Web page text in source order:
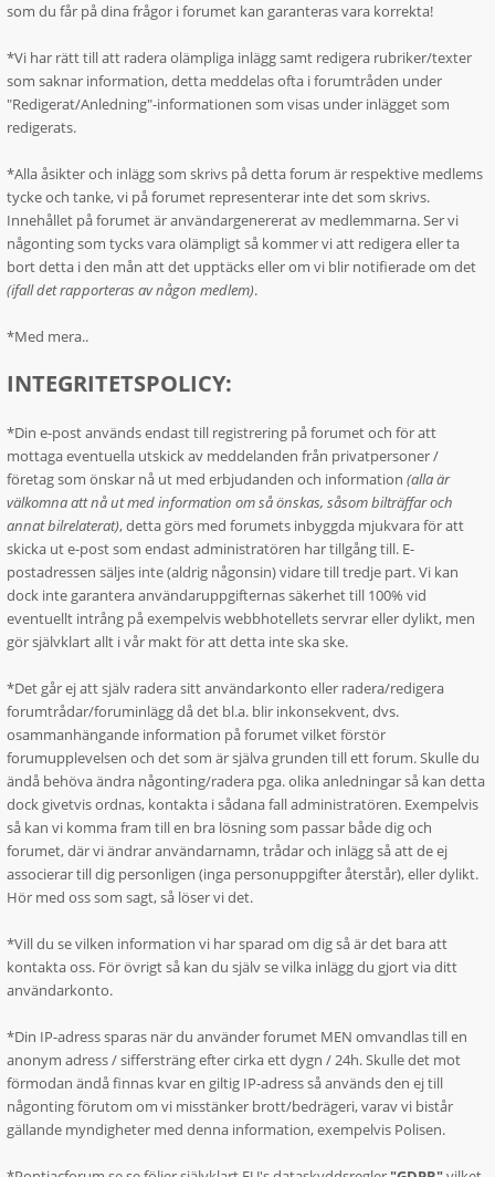
som du får på dina frågor i forumet kan garanteras vara korrekta!
*Vi har rätt till att radera olämpliga inlägg samt redigera rubriker/texter
som saknar information, detta meddelas ofta i forumtråden under
"Redigerat/Anledning"-informationen som visas under inlägget som
redigerats.
*Alla åsikter och inlägg som skrivs på detta forum är respektive medlems
tycke och tanke, vi på forumet representerar inte det som skrivs.
Innehållet på forumet är användargenererat av medlemmarna. Ser vi
någonting som tycks vara olämpligt så kommer vi att redigera eller ta
bort detta i den mån att det upptäcks eller om vi blir notifierade om det
(ifall det rapporteras av någon medlem).
*Med mera..
INTEGRITETSPOLICY:
*Din e-post används endast till registrering på forumet och för att
mottaga eventuella utskick av meddelanden från privatpersoner /
företag som önskar nå ut med erbjudanden och information (alla är
välkomna att nå ut med information om så önskas, såsom bilträffar och
annat bilrelaterat), detta görs med forumets inbyggda mjukvara för att
skicka ut e-post som endast administratören har tillgång till. E-
postadressen säljes inte (aldrig någonsin) vidare till tredje part. Vi kan
dock inte garantera användaruppgifternas säkerhet till 100% vid
eventuellt intrång på exempelvis webbhotellets servrar eller dylikt, men
gör självklart allt i vår makt för att detta inte ska ske.
*Det går ej att själv radera sitt användarkonto eller radera/redigera
forumtrådar/foruminlägg då det bl.a. blir inkonsekvent, dvs.
osammanhängande information på forumet vilket förstör
forumupplevelsen och det som är själva grunden till ett forum. Skulle du
ändå behöva ändra någonting/radera pga. olika anledningar så kan detta
dock givetvis ordnas, kontakta i sådana fall administratören. Exempelvis
så kan vi komma fram till en bra lösning som passar både dig och
forumet, där vi ändrar användarnamn, trådar och inlägg så att de ej
associerar till dig personligen (inga personuppgifter återstår), eller dylikt.
Hör med oss som sagt, så löser vi det.
*Vill du se vilken information vi har sparad om dig så är det bara att
kontakta oss. För övrigt så kan du själv se vilka inlägg du gjort via ditt
användarkonto.
*Din IP-adress sparas när du använder forumet MEN omvandlas till en
anonym adress / siffersträng efter cirka ett dygn / 24h. Skulle det mot
förmodan ändå finnas kvar en giltig IP-adress så används den ej till
någonting förutom om vi misstänker brott/bedrägeri, varav vi bistår
gällande myndigheter med denna information, exempelvis Polisen.